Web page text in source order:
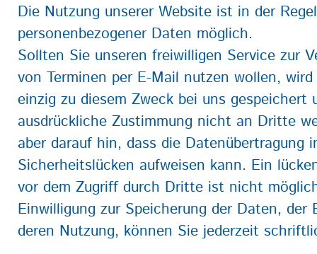
Die Nutzung unserer Website ist in der
personenbezogener Daten möglich.
Sollten Sie unseren freiwilligen Service zur
von Terminen per E-Mail nutzen wollen,
einzig zu diesem Zweck bei uns gespeichert
ausdrückliche Zustimmung nicht an Dritte
aber darauf hin, dass die Datenübertragung
Sicherheitslücken aufweisen kann. Ein
vor dem Zugriff durch Dritte ist nicht
Einwilligung zur Speicherung der Daten, der
deren Nutzung, können Sie jederzeit